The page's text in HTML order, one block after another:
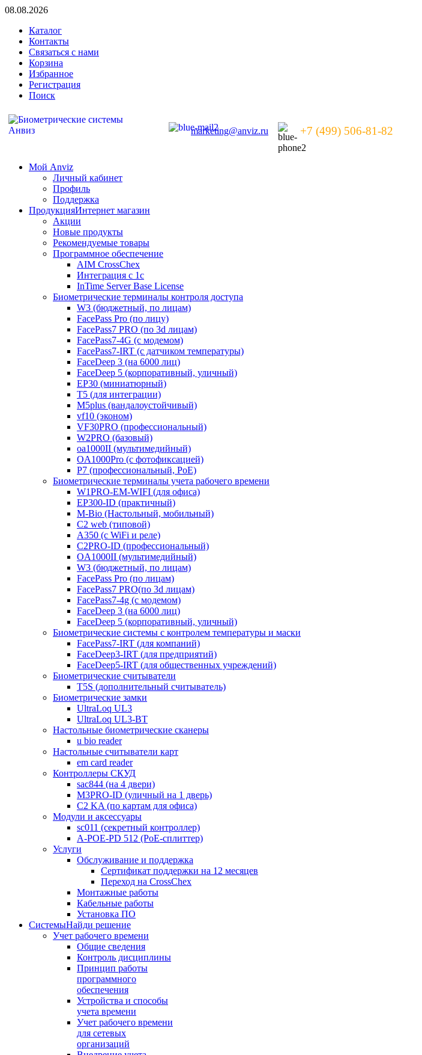
08.08.2026
Каталог
Контакты
Связаться с нами
Корзина
Избранное
Регистрация
Поиск
marketing@anviz.ru +7 (499) 506-81-82
Мой Anviz
Личный кабинет
Профиль
Поддержка
ПродукцияИнтернет магазин
Акции
Новые продукты
Рекомендуемые товары
Программное обеспечение
AIM CrossChex
Интеграция с 1с
InTime Server Base License
Биометрические терминалы контроля доступа
W3 (бюджетный, по лицам)
FacePass Pro (по лицу)
FacePass7 PRO (по 3d лицам)
FacePass7-4G (с модемом)
FacePass7-IRT (с датчиком температуры)
FaceDeep 3 (на 6000 лиц)
FaceDeep 5 (корпоративный, уличный)
EP30 (миниатюрный)
T5 (для интеграции)
M5plus (вандалоустойчивый)
vf10 (эконом)
VF30PRO (профессиональный)
W2PRO (базовый)
oa1000II (мультимедийный)
OA1000Pro (с фотофиксацией)
P7 (профессиональный, PoE)
Биометрические терминалы учета рабочего времени
W1PRO-EM-WIFI (для офиса)
EP300-ID (практичный)
M-Bio (Настольный, мобильный)
С2 web (типовой)
A350 (с WiFi и реле)
C2PRO-ID (профессиональный)
OA1000II (мультимедийный)
W3 (бюджетный, по лицам)
FacePass Pro (по лицам)
FacePass7 PRO(по 3d лицам)
FacePass7-4g (с модемом)
FaceDeep 3 (на 6000 лиц)
FaceDeep 5 (корпоративный, уличный)
Биометрические системы с контролем температуры и маски
FacePass7-IRT (для компаний)
FaceDeep3-IRT (для предприятий)
FaceDeep5-IRT (для общественных учреждений)
Биометрические считыватели
T5S (дополнительный считыватель)
Биометрические замки
UltraLoq UL3
UltraLoq UL3-BT
Настольные биометрические сканеры
u bio reader
Настольные считыватели карт
em card reader
Контроллеры СКУД
sac844 (на 4 двери)
M3PRO-ID (уличный на 1 дверь)
C2 KA (по картам для офиса)
Модули и аксессуары
sc011 (секретный контроллер)
A-POE-PD 512 (PoE-сплиттер)
Услуги
Обслуживание и поддержка
Сертификат поддержки на 12 месяцев
Переход на CrossChex
Монтажные работы
Кабельные работы
Установка ПО
СистемыНайди решение
Учет рабочего времени
Общие сведения
Контроль дисциплины
Принцип работы
программного
обеспечения
Устройства и способы
учета времени
Учет рабочего времени
для сетевых
организаций